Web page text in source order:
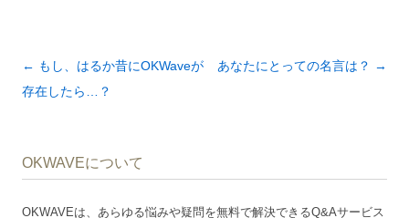
投
稿
ゲ
← もし、はるか昔にOKWaveが
存在したら…？
あなたにとっての名言は？ →
OKWAVEについて
OKWAVEは、あらゆる悩みや疑問を無料で解決できるQ&Aサービス